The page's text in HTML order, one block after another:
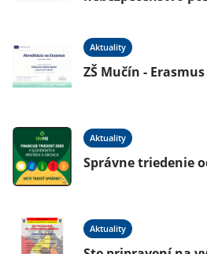
Aktuality
ZŠ Mučín - Erasmus
Aktuality
Správne triedenie
Aktuality